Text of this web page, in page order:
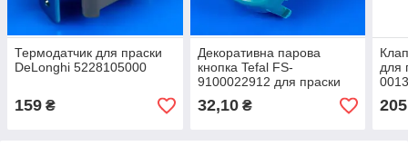
Термодатчик для праски
DeLonghi 5228105000
159 ₴
Декоративна парова
кнопка Tefal FS-
9100022912 для праски
32,10₴
для
205